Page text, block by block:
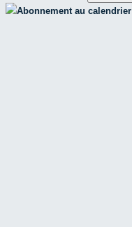
Abonnement au calendrier